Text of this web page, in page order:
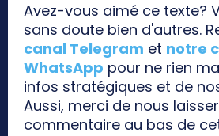
Avez-vous aimé ce texte?
sans doute bien d'autres.
canal Telegram et notre
WhatsApp pour ne rien
infos stratégiques et de
Aussi, merci de nous
commentaire au bas de